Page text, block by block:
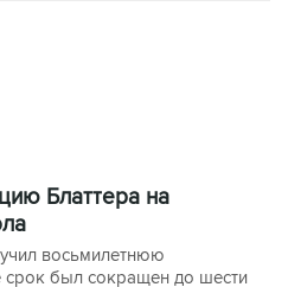
Блаттера на
восьмилетнюю
был сокращен до шести